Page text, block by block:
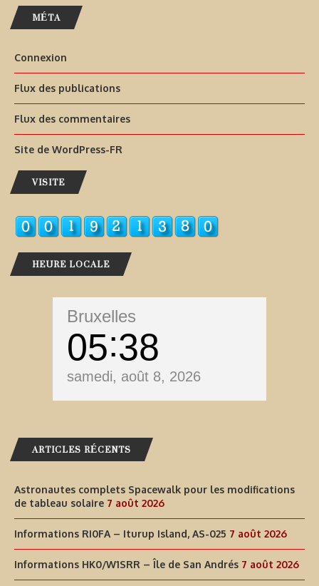
MÉTA
Connexion
Flux des publications
Flux des commentaires
Site de WordPress-FR
VISITE
HEURE LOCALE
Bruxelles
05 38
samedi, août 8, 2026
ARTICLES RÉCENTS
Astronautes complets Spacewalk pour les modifications
de tableau solaire 7 août 2026
Informations RI0FA – Iturup Island, AS-025 7 août 2026
Informations HK0/W1SRR – Île de San Andrés 7 août 2026